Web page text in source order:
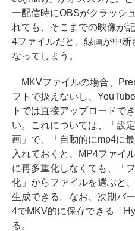
一配信時にOBSがクラッシ
れても、そこまでの映像が
4ファイルだと、録画が中
なってしまう。
MKVファイルの場合、
フトで扱えないし、
トでは直接アップロードで
い。これについては、「設
画」で、「自動的にmp4に
入れておくと、MP4ファイ
に再多重化しなくても、「
化」からファイルを選ぶと
生成できる。なお、次期バ
4でMKV的に保存できる「
る。